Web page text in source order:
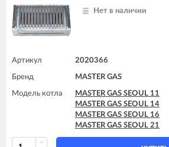
Нет в наличии
Артикул 2020366
Бренд MASTER GAS
Модель котла
MASTER GAS SEOUL 11
MASTER GAS SEOUL 14
MASTER GAS SEOUL 16
MASTER GAS SEOUL 21